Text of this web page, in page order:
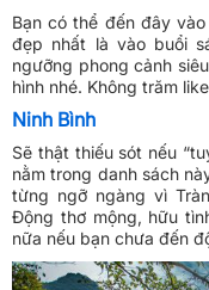
Bạn có thể đến đây
đẹp nhất là vào buổi
ngưỡng phong cảnh
hình nhé. Không trăm
Ninh Bình
Sẽ thật thiếu sót nếu
nằm trong danh sách
từng ngỡ ngàng vì
Động thơ mộng, hữu
nữa nếu bạn chưa đến